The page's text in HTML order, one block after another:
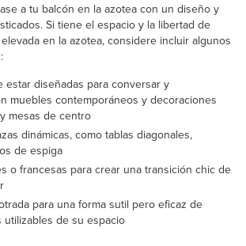
a tu balcón en la azotea con un diseño y
Si tiene el espacio y la libertad de
en la azotea, considere incluir algunos
estar diseñadas para conversar y
muebles contemporáneos y decoraciones
mesas de centro
dinámicas, como tablas diagonales,
de espiga
o francesas para crear una transición chic de
para una forma sutil pero eficaz de
utilizables de su espacio